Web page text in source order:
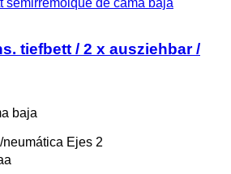
semirremolque de cama baja
tiefbett / 2 x ausziehbar /
baja
Ejes 2